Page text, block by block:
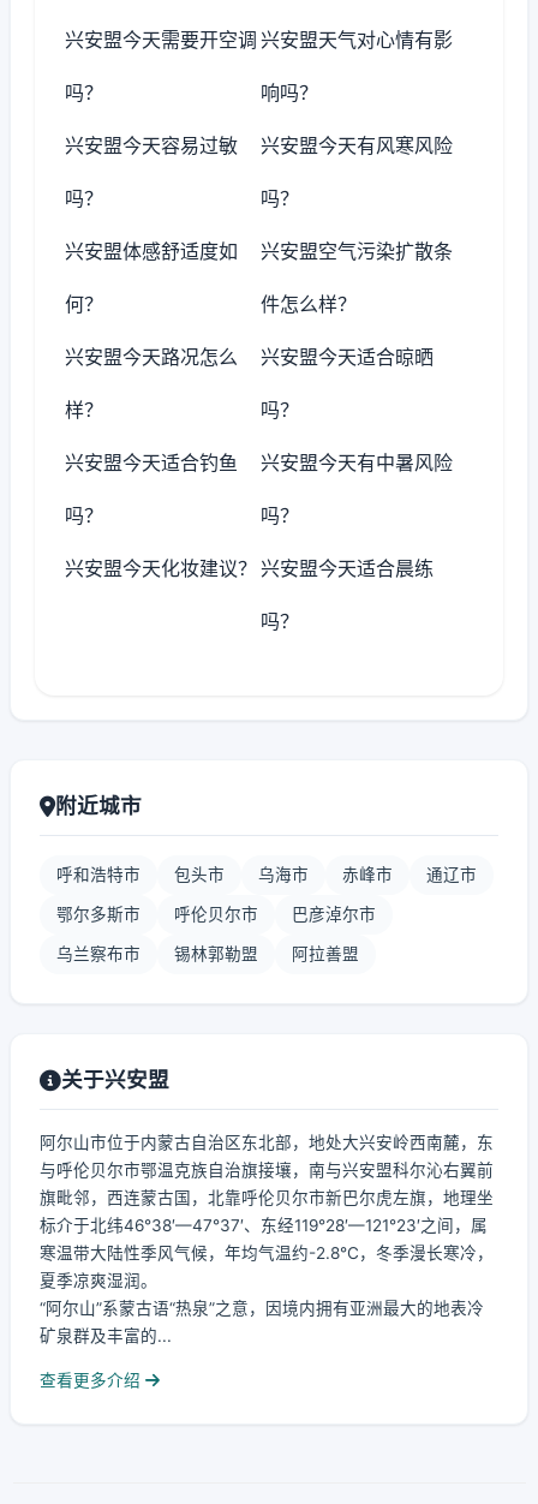
兴安盟今天需要开空调
吗？
兴安盟天气对心情有影
响吗？
兴安盟今天容易过敏
吗？
兴安盟今天有风寒风险
吗？
兴安盟体感舒适度如
何？
兴安盟空气污染扩散条
件怎么样？
兴安盟今天路况怎么
样？
兴安盟今天适合晾晒
吗？
兴安盟今天适合钓鱼
吗？
兴安盟今天有中暑风险
吗？
兴安盟今天化妆建议？ 兴安盟今天适合晨练
吗？
附近城市
呼和浩特市 包头市 乌海市 赤峰市 通辽市
鄂尔多斯市 呼伦贝尔市 巴彦淖尔市
乌兰察布市 锡林郭勒盟 阿拉善盟
关于兴安盟
阿尔山市位于内蒙古自治区东北部，地处大兴安岭西南麓，东
与呼伦贝尔市鄂温克族自治旗接壤，南与兴安盟科尔沁右翼前
旗毗邻，西连蒙古国，北靠呼伦贝尔市新巴尔虎左旗，地理坐
标介于北纬46°38′—47°37′、东经119°28′—121°23′之间，属
寒温带大陆性季风气候，年均气温约-2.8℃，冬季漫长寒冷，
夏季凉爽湿润。
“阿尔山”系蒙古语“热泉”之意，因境内拥有亚洲最大的地表冷
矿泉群及丰富的...
查看更多介绍